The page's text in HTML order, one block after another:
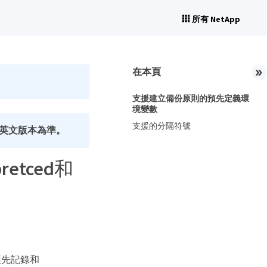
所有 NetApp
文版本為準。
和
記錄和
在本頁
支援建立備份原則的預先定義環
境變數
支援的分隔符號